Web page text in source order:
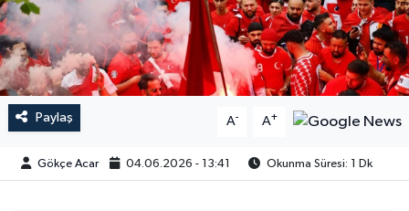
Paylaş A- A+
Gökçe Acar 04.06.2026 - 13:41 Okunma Süresi: 1 Dk